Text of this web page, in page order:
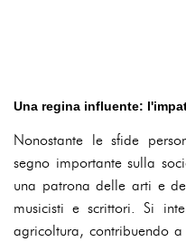
Una regina influente:
Nonostante le sfide
segno importante sulla
una patrona delle arti e
musicisti e scrittori. Si
agricoltura, contribuendo